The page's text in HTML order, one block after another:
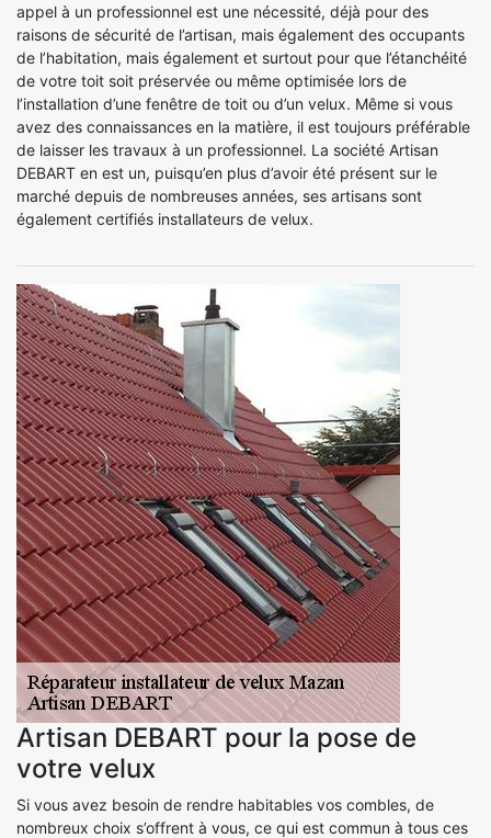
appel à un professionnel est une nécessité, déjà pour des
raisons de sécurité de l’artisan, mais également des occupants
de l’habitation, mais également et surtout pour que l’étanchéité
de votre toit soit préservée ou même optimisée lors de
l’installation d’une fenêtre de toit ou d’un velux. Même si vous
avez des connaissances en la matière, il est toujours préférable
de laisser les travaux à un professionnel. La société Artisan
DEBART en est un, puisqu’en plus d’avoir été présent sur le
marché depuis de nombreuses années, ses artisans sont
également certifiés installateurs de velux.
Artisan DEBART pour la pose de
votre velux
Si vous avez besoin de rendre habitables vos combles, de
nombreux choix s’offrent à vous, ce qui est commun à tous ces